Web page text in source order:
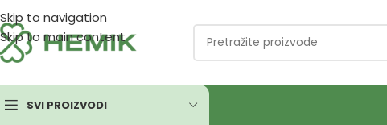
Skip to navigation
Skip to main content
SVI PROIZVODI